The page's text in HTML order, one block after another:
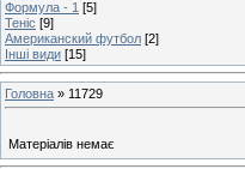
Формула - 1 [5]
Теніс [9]
Американский футбол [2]
Інші види [15]
Головна » 11729
Матеріалів немає